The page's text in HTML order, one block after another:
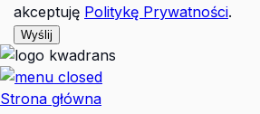
akceptuję Politykę Prywatności.
Wyślij
Strona główna